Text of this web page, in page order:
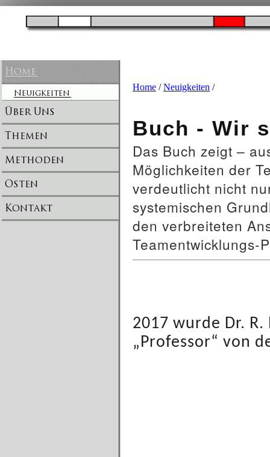
Home /Neuigkeiten /
Buch - Wir
Das Buch zeigt –
Möglichkeiten der
verdeutlicht nicht
systemischen
den verbreiteten
Teamentwicklungs-
2017 wurde Dr.
„Professor“ von